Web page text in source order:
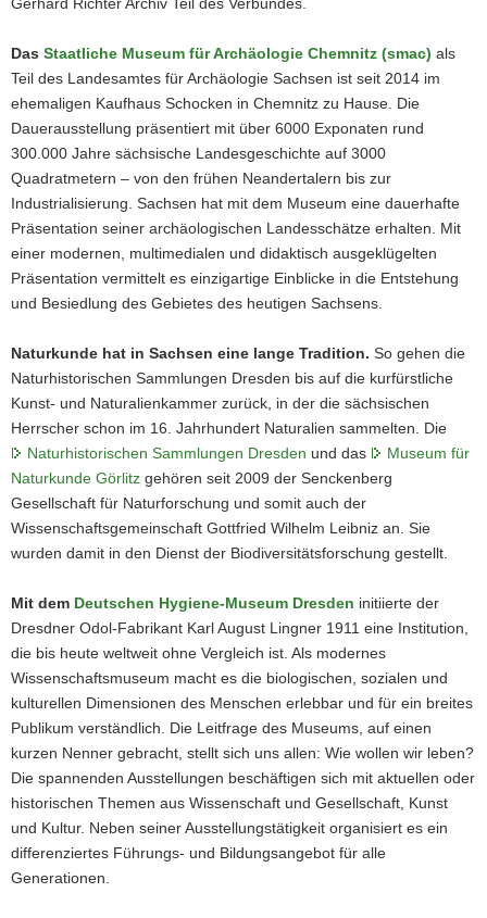
Das Staatliche Museum für Archäologie Chemnitz (smac) als
Teil des Landesamtes für Archäologie Sachsen ist seit 2014 im
ehemaligen Kaufhaus Schocken in Chemnitz zu Hause. Die
Dauerausstellung präsentiert mit über 6000 Exponaten rund
300.000 Jahre sächsische Landesgeschichte auf 3000
Quadratmetern – von den frühen Neandertalern bis zur
Industrialisierung. Sachsen hat mit dem Museum eine dauerhafte
Präsentation seiner archäologischen Landesschätze erhalten. Mit
einer modernen, multimedialen und didaktisch ausgeklügelten
Präsentation vermittelt es einzigartige Einblicke in die Entstehung
und Besiedlung des Gebietes des heutigen Sachsens.
Naturkunde hat in Sachsen eine lange Tradition. So gehen die
Naturhistorischen Sammlungen Dresden bis auf die kurfürstliche
Kunst- und Naturalienkammer zurück, in der die sächsischen
Herrscher schon im 16. Jahrhundert Naturalien sammelten. Die
Naturhistorischen Sammlungen Dresden und das
Museum für
Naturkunde Görlitz gehören seit 2009 der Senckenberg
Gesellschaft für Naturforschung und somit auch der
Wissenschaftsgemeinschaft Gottfried Wilhelm Leibniz an. Sie
wurden damit in den Dienst der Biodiversitätsforschung gestellt.
Mit dem Deutschen Hygiene-Museum Dresden initiierte der
Dresdner Odol-Fabrikant Karl August Lingner 1911 eine Institution,
die bis heute weltweit ohne Vergleich ist. Als modernes
Wissenschaftsmuseum macht es die biologischen, sozialen und
kulturellen Dimensionen des Menschen erlebbar und für ein breites
Publikum verständlich. Die Leitfrage des Museums, auf einen
kurzen Nenner gebracht, stellt sich uns allen: Wie wollen wir leben?
Die spannenden Ausstellungen beschäftigen sich mit aktuellen oder
historischen Themen aus Wissenschaft und Gesellschaft, Kunst
und Kultur. Neben seiner Ausstellungstätigkeit organisiert es ein
differenziertes Führungs- und Bildungsangebot für alle
Generationen.